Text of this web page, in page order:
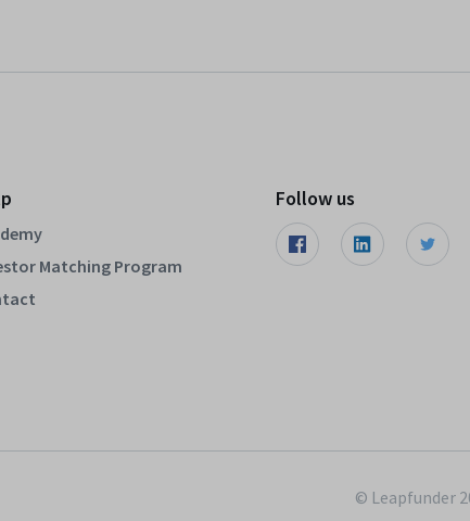
Matching Program
Follow us
© Leapfunder